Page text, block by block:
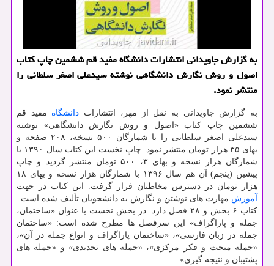
به گزارش جاویدانی انتشارات دانشگاه مفید قم ششمین چاپ کتاب
اصول و روش نگارش دانشگاهی نوشته سیدعلی اصغر سلطانی را
منتشر نمود.
به گزارش جاویدانی به نقل از مهر، انتشارات دانشگاه مفید قم
ششمین چاپ کتاب «اصول و روش نگارش دانشگاهی» نوشته
سیدعلی اصغر سلطانی را با شمارگان ۵۰۰ نسخه، ۲۰۸ صفحه و
بهای ۳۵ هزار تومان منتشر نمود. چاپ نخست این کتاب سال ۱۳۹۰ با
شمارگان هزار نسخه و بهای ۳، ۵۰۰ تومان منتشر گردید و چاپ
پیشین (پنجم) آن هم سال ۱۳۹۶ با شمارگان هزار نسخه و بهای ۱۸
هزار تومان در دسترس مخاطبان قرار گرفت. این کتاب در جهت
آموزش مهارت های نوشتن و نگارش به دانشجویان تألیف شده است.
کتاب ۶ بخش و ۲۸ فصل دارد. در بخش نخست با عنوان «ساختمان،
جمله و پاراگراف» این سرفصل ها مطرح شده است: «ساختمان
جمله در زبان فارسی»، «ساختمان پاراگراف و انواع جمله در آن»،
«جمله مبحث و فکر مرکزی»، «جمله های تحدیدی» و «جمله های
پشتیبان و نتیجه گیری».